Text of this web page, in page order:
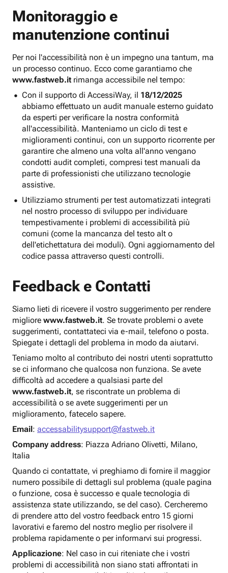
Monitoraggio e
manutenzione continui
Per noi l'accessibilità non è un impegno una tantum, ma
un processo continuo. Ecco come garantiamo che
www.fastweb.it rimanga accessibile nel tempo:
Con il supporto di AccessiWay, il 18/12/2025
abbiamo effettuato un audit manuale esterno guidato
da esperti per verificare la nostra conformità
all'accessibilità. Manteniamo un ciclo di test e
miglioramenti continui, con un supporto ricorrente per
garantire che almeno una volta all'anno vengano
condotti audit completi, compresi test manuali da
parte di professionisti che utilizzano tecnologie
assistive.
Utilizziamo strumenti per test automatizzati integrati
nel nostro processo di sviluppo per individuare
tempestivamente i problemi di accessibilità più
comuni (come la mancanza del testo alt o
dell'etichettatura dei moduli). Ogni aggiornamento del
codice passa attraverso questi controlli.
Feedback e Contatti
Siamo lieti di ricevere il vostro suggerimento per rendere
migliore www.fastweb.it. Se trovate problemi o avete
suggerimenti, contattateci via e-mail, telefono o posta.
Spiegate i dettagli del problema in modo da aiutarvi.
Teniamo molto al contributo dei nostri utenti soprattutto
se ci informano che qualcosa non funziona. Se avete
difficoltà ad accedere a qualsiasi parte del
www.fastweb.it, se riscontrate un problema di
accessibilità o se avete suggerimenti per un
miglioramento, fatecelo sapere.
Email: accessabilitysupport@fastweb.it
Company address: Piazza Adriano Olivetti, Milano,
Italia
Quando ci contattate, vi preghiamo di fornire il maggior
numero possibile di dettagli sul problema (quale pagina
o funzione, cosa è successo e quale tecnologia di
assistenza state utilizzando, se del caso). Cercheremo
di prendere atto del vostro feedback entro 15 giorni
lavorativi e faremo del nostro meglio per risolvere il
problema rapidamente o per informarvi sui progressi.
Applicazione: Nel caso in cui riteniate che i vostri
problemi di accessibilità non siano stati affrontati in